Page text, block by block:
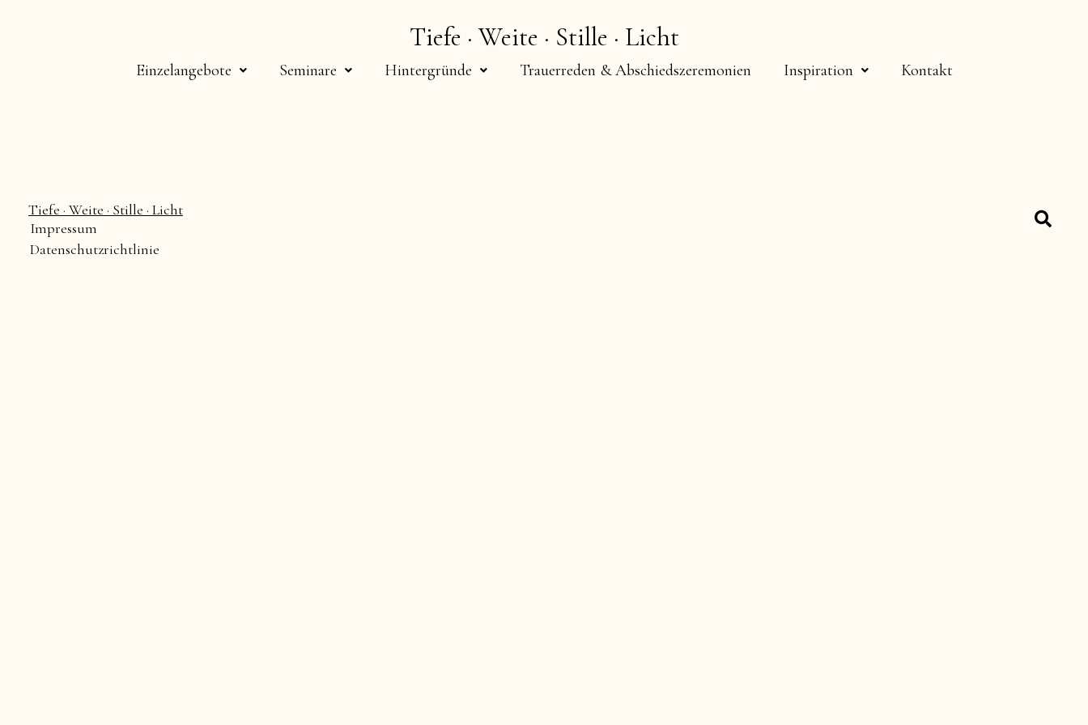
Tiefe · Weite · Stille · Licht
Einzelangebote Seminare Hintergründe Trauerreden & Abschiedszeremonien Inspiration Kontakt
Tiefe · Weite · Stille · Licht​
Impressum
Datenschutzrichtlinie